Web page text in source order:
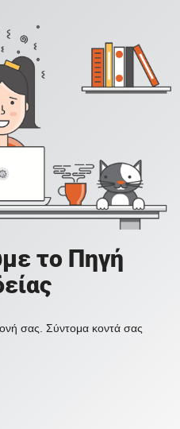
το Πηγή
σας. Σύντομα κοντά σας